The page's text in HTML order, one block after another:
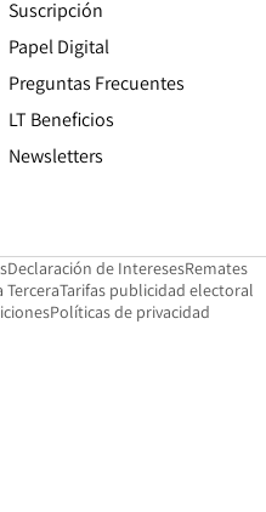
Suscripción
Papel Digital
Preguntas Frecuentes
LT Beneficios
Newsletters
Opens in new window
Declaración de InteresesOpens in
Remates
TerceraOpens in new window
Tarifas publicidad electoral
Políticas de privacidad